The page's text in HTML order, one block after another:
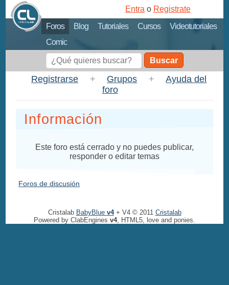
Foros Blog Tutoriales Cursos
Videotutoriales
Comic
Entra o Registrate
Buscar
Registrarse + Grupos +
Ayuda del
foro
Información
Este foro está cerrado y no puedes publicar,
responder o editar temas
Foros de discusión
Cristalab BabyBlue v4+ V4 © 2011 Cristalab
Powered by ClabEngines v4, HTML5, love and ponies.